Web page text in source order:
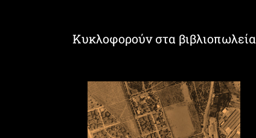
Κυκλοφορούν στα βιβλιοπωλεία